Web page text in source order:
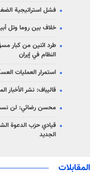
فشل استراتيجية
خلاف بين روما وتل
طرد اثنين من كبار
النظام في إيران
استمرار العمليات
قاليباف: نشر الأخبار
محسن رضائي: لن
قيادي حزب الدعوة
الجديد
المقابلات